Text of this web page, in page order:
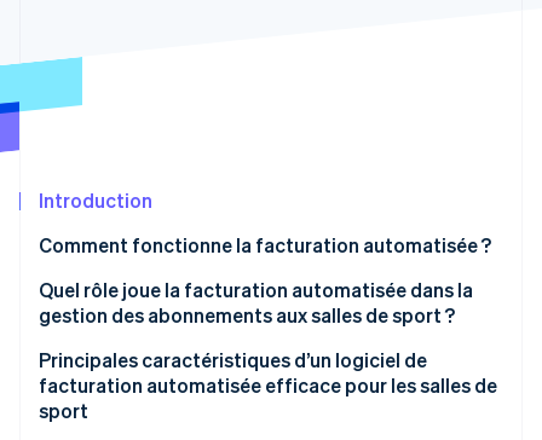
Radar
Atlas
Élimination du carbone
Vérification de l'identité
Stripe Sessions 2026
Découvrez comment Stripe construit l’infrastructure
Introduction
Comment fonctionne la facturation automatisée ?
Quel rôle joue la facturation automatisée dans la
gestion des abonnements aux salles de sport ?
Principales caractéristiques d’un logiciel de
facturation automatisée efficace pour les salles de
sport